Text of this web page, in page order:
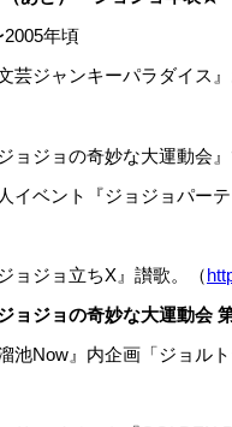
2005年頃
文芸ジャンキーパラダイス
ジョジョの奇妙な大運動会
イベント『ジョジョパーテ
ジョジョ立ちX』讃歌。（
ジョジョの奇妙な大運動会
溜池Now』内企画「ジョル